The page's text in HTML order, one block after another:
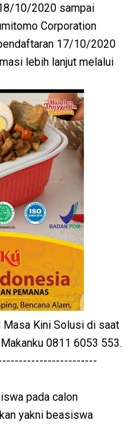
10/2020 sampai
Corporation
17/10/2020
lebih lanjut melalui
Masa Kini Solusi di saat
0811 6053 553.
pada calon
yakni beasiswa